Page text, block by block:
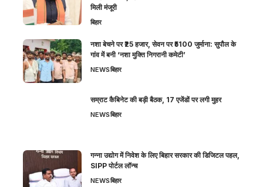
मिली मंजूरी
बिहार
नशा बेचने पर ₹25 हजार, सेवन पर ₹5100 जुर्माना: सुपौल के
गांव में बनी ‘नशा मुक्ति निगरानी कमेटी’
NEWSबिहार
सम्राट कैबिनेट की बड़ी बैठक, 17 एजेंडों पर लगी मुहर
NEWSबिहार
गन्ना उद्योग में निवेश के लिए बिहार सरकार की डिजिटल पहल,
SIPP पोर्टल लॉन्च
NEWSबिहार